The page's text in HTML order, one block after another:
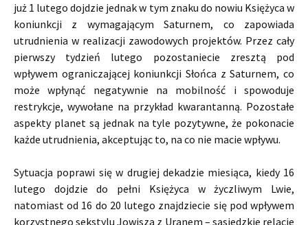
już 1 lutego dojdzie jednak w tym znaku do nowiu Księżyca w
koniunkcji z wymagającym Saturnem, co zapowiada
utrudnienia w realizacji zawodowych projektów. Przez cały
pierwszy tydzień lutego pozostaniecie zresztą pod
wpływem ograniczającej koniunkcji Słońca z Saturnem, co
może wpłynąć negatywnie na mobilność i spowoduje
restrykcje, wywołane na przykład kwarantanną. Pozostałe
aspekty planet są jednak na tyle pozytywne, że pokonacie
każde utrudnienia, akceptując to, na co nie macie wpływu.
Sytuacja poprawi się w drugiej dekadzie miesiąca, kiedy 16
lutego dojdzie do pełni Księżyca w życzliwym Lwie,
natomiast od 16 do 20 lutego znajdziecie się pod wpływem
korzystnego sekstylu Jowisza z Uranem – sąsiedzkie relacje